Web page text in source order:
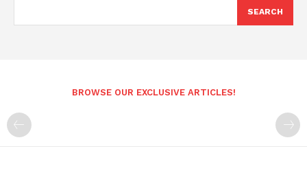
SEARCH
BROWSE OUR EXCLUSIVE ARTICLES!